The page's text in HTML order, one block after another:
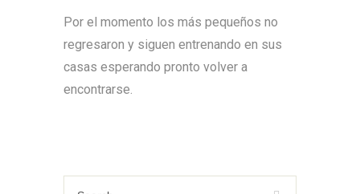
Por el momento los más pequeños no
regresaron y siguen entrenando en sus
casas esperando pronto volver a
encontrarse.